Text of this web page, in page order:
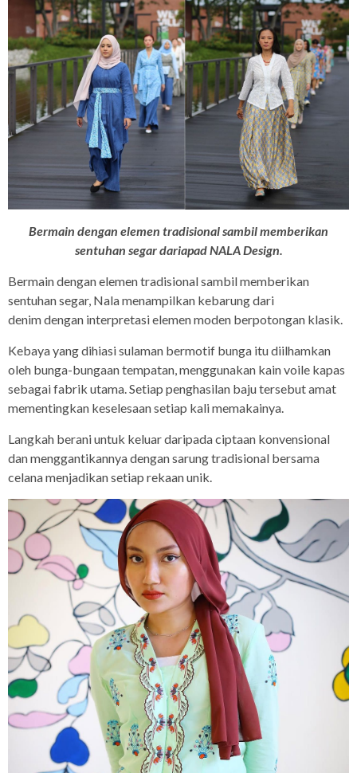
Bermain dengan elemen tradisional sambil memberikan
sentuhan segar dariapad NALA Design.
Bermain dengan elemen tradisional sambil memberikan
sentuhan segar, Nala menampilkan kebarung dari
denim dengan interpretasi elemen moden berpotongan klasik.
Kebaya yang dihiasi sulaman bermotif bunga itu diilhamkan
oleh bunga-bungaan tempatan, menggunakan kain voile kapas
sebagai fabrik utama. Setiap penghasilan baju tersebut amat
mementingkan keselesaan setiap kali memakainya.
Langkah berani untuk keluar daripada ciptaan konvensional
dan menggantikannya dengan sarung tradisional bersama
celana menjadikan setiap rekaan unik.